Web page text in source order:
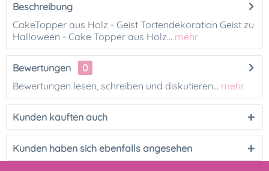
Beschreibung
CakeTopper aus Holz - Geist Tortendekoration Geist zu
Halloween - Cake Topper aus Holz... mehr
Bewertungen
0
Bewertungen lesen, schreiben und diskutieren... mehr
Kunden kauften auch
Kunden haben sich ebenfalls angesehen